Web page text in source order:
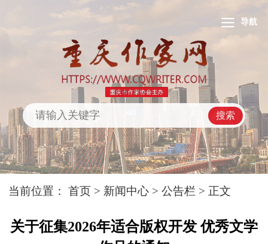
导航
搜索
当前位置：首页 > 新闻中心 >公告栏 > 正文
关于征集2026年适合版权开发 优秀文学